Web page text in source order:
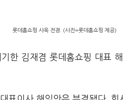
롯데홈쇼핑 사옥 전경. (사진=롯데홈쇼핑 제공)
한 김재겸 롯데홈쇼핑 대표